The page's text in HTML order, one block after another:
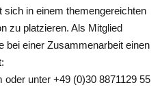
in einem themengereichten
zu platzieren. Als Mitglied
bei einer Zusammenarbeit einen
unter +49 (0)30 8871129 55